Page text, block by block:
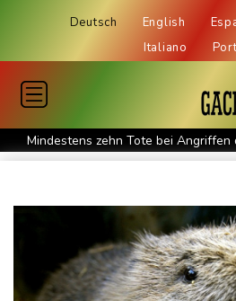
Deutsch English
Italiano
Mindestens zehn Tote bei Angriffen
Jemen
US-Gericht setzt Bau von Trumps
kündigt Berufung an
Direkt-ICE Berlin-Paris bleibt
unterbrochen